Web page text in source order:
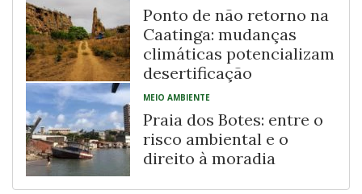
Ponto de não retorno na
Caatinga: mudanças
climáticas potencializam
desertificação
MEIO AMBIENTE
Praia dos Botes: entre o
risco ambiental e o
direito à moradia